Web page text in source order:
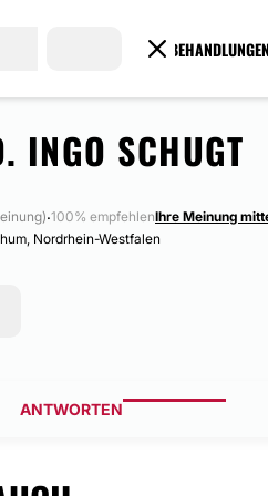
BEHANDLUNGEN
INGO SCHUGT
·100% empfehlenIhre Meinung
Nordrhein-Westfalen
ANTWORTEN